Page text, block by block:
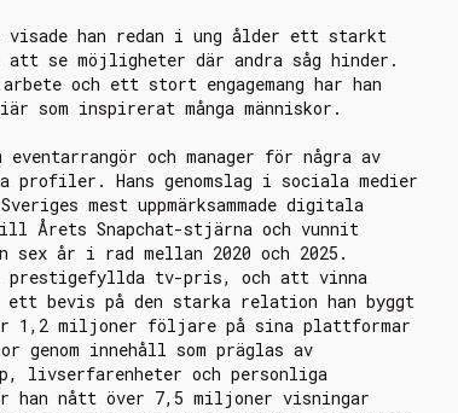
visade han redan i ung ålder ett starkt
att se möjligheter där andra såg hinder.
arbete och ett stort engagemang har han
som inspirerat många människor.
och manager för några av
profiler. Hans genomslag i sociala medier
mest uppmärksammade digitala
Årets Snapchat-stjärna och vunnit
år i rad mellan 2020 och 2025.
prestigefyllda tv-pris, och att vinna
bevis på den starka relation han byggt
1,2 miljoner följare på sina plattformar
genom innehåll som präglas av
livserfarenheter och personliga
han nått över 7,5 miljoner visningar